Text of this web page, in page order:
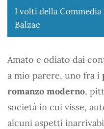
I volti della
Balzac
Amato e odiato dai
a mio parere, uno fra i
romanzo moderno,
società in cui visse,
alcuni aspetti